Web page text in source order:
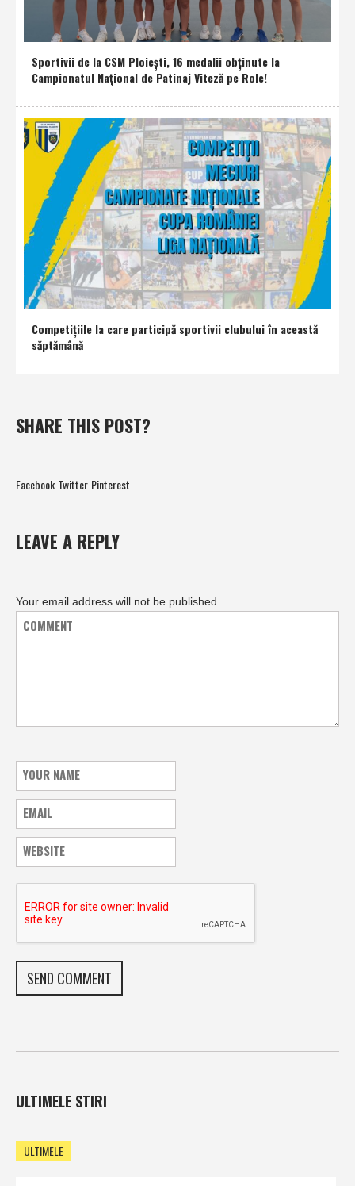
Sportivii de la CSM Ploieşti, 16 medalii obţinute la
Campionatul Naţional de Patinaj Viteză pe Role!
Competiţiile la care participă sportivii clubului în această
săptămână
SHARE THIS POST?
Facebook Twitter Pinterest
LEAVE A REPLY
Your email address will not be published.
ULTIMELE STIRI
ULTIMELE